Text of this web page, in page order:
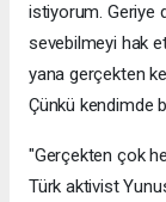
istiyorum. Geriye
sevebilmeyi hak
yana gerçekten
Çünkü kendimde
"Gerçekten çok
Türk aktivist